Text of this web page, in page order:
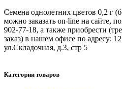
Семена однолетних цветов 0,2 г
можно заказать on-line на сайте,
902-77-18, а также приобрести
заказ) в нашем офисе по адресу:
ул.Складочная, д.3, стр 5
Категории товаров